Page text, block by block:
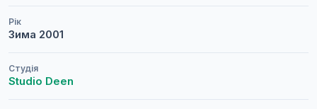
Рік
Зима 2001
Студія
Studio Deen